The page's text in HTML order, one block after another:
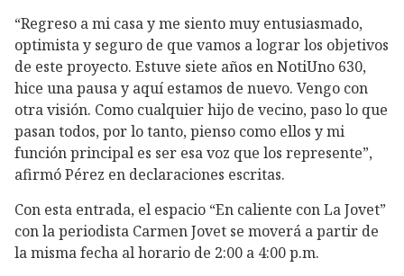
“Regreso a mi casa y me siento muy entusiasmado,
optimista y seguro de que vamos a lograr los objetivos
de este proyecto. Estuve siete años en NotiUno 630,
hice una pausa y aquí estamos de nuevo. Vengo con
otra visión. Como cualquier hijo de vecino, paso lo que
pasan todos, por lo tanto, pienso como ellos y mi
función principal es ser esa voz que los represente”,
afirmó Pérez en declaraciones escritas.
Con esta entrada, el espacio “En caliente con La Jovet”
con la periodista Carmen Jovet se moverá a partir de
la misma fecha al horario de 2:00 a 4:00 p.m.